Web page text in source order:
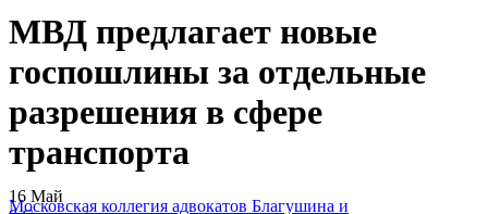
МВД предлагает новые
госпошлины за отдельные
разрешения в сфере
транспорта
Московская коллегия адвокатов Благушина и
16 Май